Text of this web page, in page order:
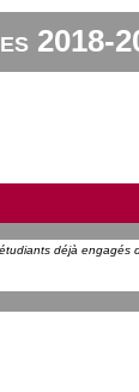
2018-
déjà engagés